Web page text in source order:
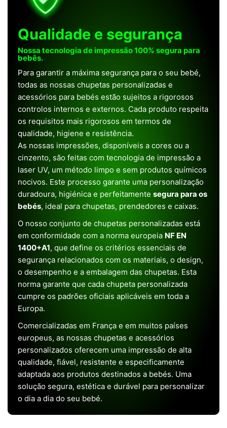
Qualidade e segurança
Nossa tecnologia de impressão 100% segura para
bebês.
Para garantir a máxima segurança para o seu bebé,
todas as nossas chupetas personalizadas e
acessórios para bebés estão sujeitos a rigorosos
controlos internos e externos. Cada produto respeita
os requisitos mais rigorosos em termos de
qualidade, higiene e resistência.
As nossas impressões, disponíveis a cores ou a
cinzento, são feitas com tecnologia de impressão a
laser UV, um método limpo e sem produtos químicos
nocivos. Este processo garante uma personalização
duradoura, higiénica e perfeitamente segura para os
bebés, ideal para chupetas, prendedores e caixas.
O nosso conjunto de chupetas personalizadas está
em conformidade com a norma europeia NF EN
1400+A1, que define os critérios essenciais de
segurança relacionados com os materiais, o design,
o desempenho e a embalagem das chupetas. Esta
norma garante que cada chupeta personalizada
cumpre os padrões oficiais aplicáveis em toda a
Europa.
Comercializadas em França e em muitos países
europeus, as nossas chupetas e acessórios
personalizados oferecem uma impressão de alta
qualidade, fiável, resistente e especificamente
adaptada aos produtos destinados a bebés. Uma
solução segura, estética e durável para personalizar
o dia a dia do seu bebé.